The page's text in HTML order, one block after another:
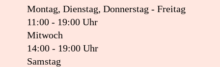
Montag, Dienstag, Donnerstag - Freitag
11:00 - 19:00 Uhr
Mitwoch
14:00 - 19:00 Uhr
Samstag